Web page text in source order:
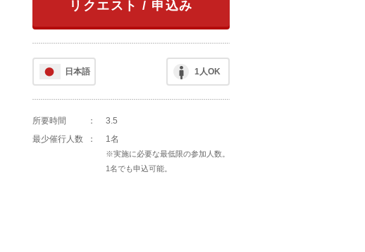
リクエスト / 申込み
日本語 1人OK
所要時間 ：
3.5
最少催行人数
： 1名
※実施に必要な最低限の参加人数。
1名でも申込可能。